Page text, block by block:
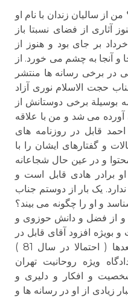
از سالیان زندان با نام او
از اوایل سال 79 . هنوز آثاری از فضای نسبتا باز
بر جای بود و هنوز از
و آنجا به چشم می خورد. از
در برخی رسانه ها منتشر
حجت الاسلام نوری آزاد
بوسیلة برخی دوستانش از
آورده می شد و من با علاقه
احمد قابل در روزنامه های
و گفتارهای ایشان را با
و در عین حال شجاعانه
برادر هادی قابل است و
یک بار از دوستم جناب
و او را چگونه می بیند؟
از فضل و دانش حوزوی و
افزود آقای قابل در
علم الحدیث بسیار تبحر دارد. بعدها ( احتمالا در سال 81 )
ویژه روحانیت تهران
و افکار و دلیری و
زیادی از او در رسانه ها و